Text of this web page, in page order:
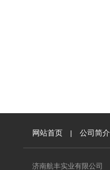
网站首页 | 公司简介
济南航丰实业有限公司